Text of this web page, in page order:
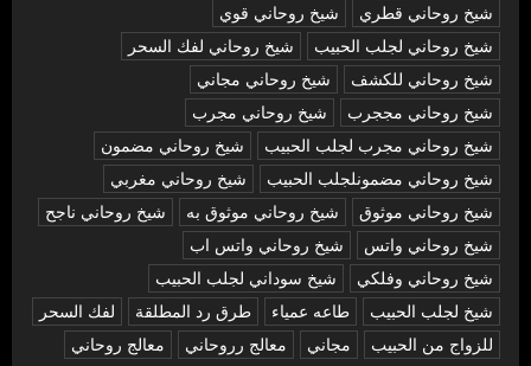
شيخ روحاني قطري
شيخ روحاني قوي
شيخ روحاني لجلب الحبيب
شيخ روحاني لفك السحر
شيخ روحاني للكشف
شيخ روحاني مجاني
شيخ روحاني مججرب
شيخ روحاني مجرب
شيخ روحاني مجرب لجلب الحبيب
شيخ روحاني مضمون
شيخ روحاني مضمونلجلب الحبيب
شيخ روحاني مغربي
شيخ روحاني موثوق
شيخ روحاني موثوق به
شيخ روحاني ناجح
شيخ روحاني واتس
شيخ روحاني واتس اب
شيخ روحاني وفلكي
شيخ سوداني لجلب الحبيب
شيخ لجلب الحبيب
طاعه عمياء طرق رد المطلقة
لفك السحر
للزواج من الحبيب
مجاني معالج رروحاني معالج روحاني